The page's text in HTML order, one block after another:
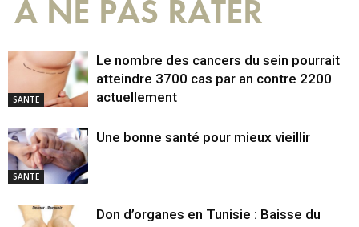
A NE PAS RATER
SANTE
Le nombre des cancers du sein pourrait
atteindre 3700 cas par an contre 2200
actuellement
SANTE
Une bonne santé pour mieux vieillir
Don d’organes en Tunisie : Baisse du